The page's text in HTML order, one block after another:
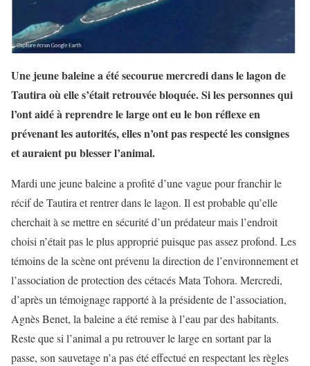
Une jeune baleine a été secourue mercredi dans le lagon de
Tautira où elle s’était retrouvée bloquée. Si les personnes qui
l’ont aidé à reprendre le large ont eu le bon réflexe en
prévenant les autorités, elles n’ont pas respecté les consignes
et auraient pu blesser l’animal.
Mardi une jeune baleine a profité d’une vague pour franchir le
récif de Tautira et rentrer dans le lagon. Il est probable qu’elle
cherchait à se mettre en sécurité d’un prédateur mais l’endroit
choisi n’était pas le plus approprié puisque pas assez profond. Les
témoins de la scène ont prévenu la direction de l’environnement et
l’association de protection des cétacés Mata Tohora. Mercredi,
d’après un témoignage rapporté à la présidente de l’association,
Agnès Benet, la baleine a été remise à l’eau par des habitants.
Reste que si l’animal a pu retrouver le large en sortant par la
passe, son sauvetage n’a pas été effectué en respectant les règles